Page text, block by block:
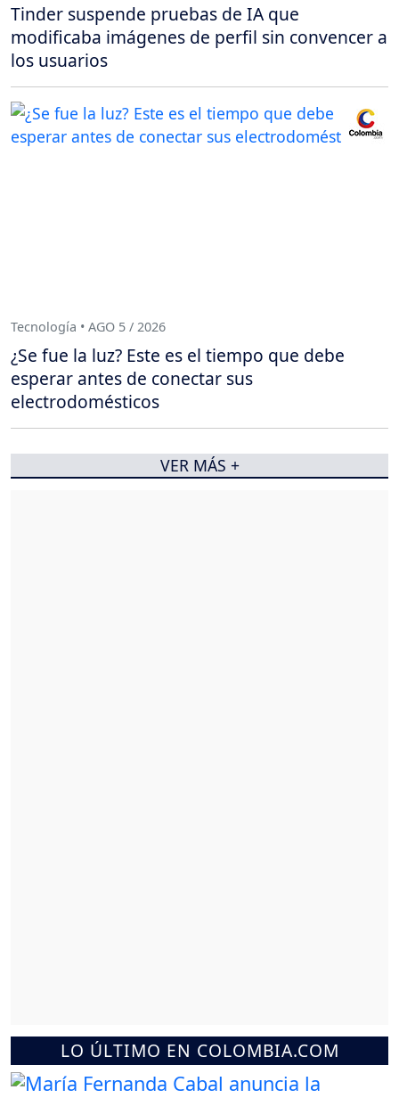
LO ÚLTIMO EN COLOMBIA.COM
Tinder suspende pruebas de IA que
modificaba imágenes de perfil sin convencer a
los usuarios
Tecnología • AGO 5 / 2026
¿Se fue la luz? Este es el tiempo que debe
esperar antes de conectar sus
electrodomésticos
VER MÁS +